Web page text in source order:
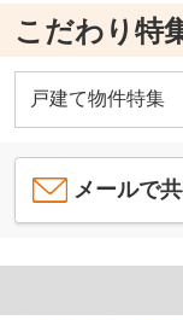
こだわり特
戸建て物件特集
メールで